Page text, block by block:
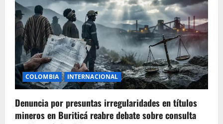
COLOMBIA INTERNACIONAL
Denuncia por presuntas irregularidades en títulos
mineros en Buriticá reabre debate sobre consulta